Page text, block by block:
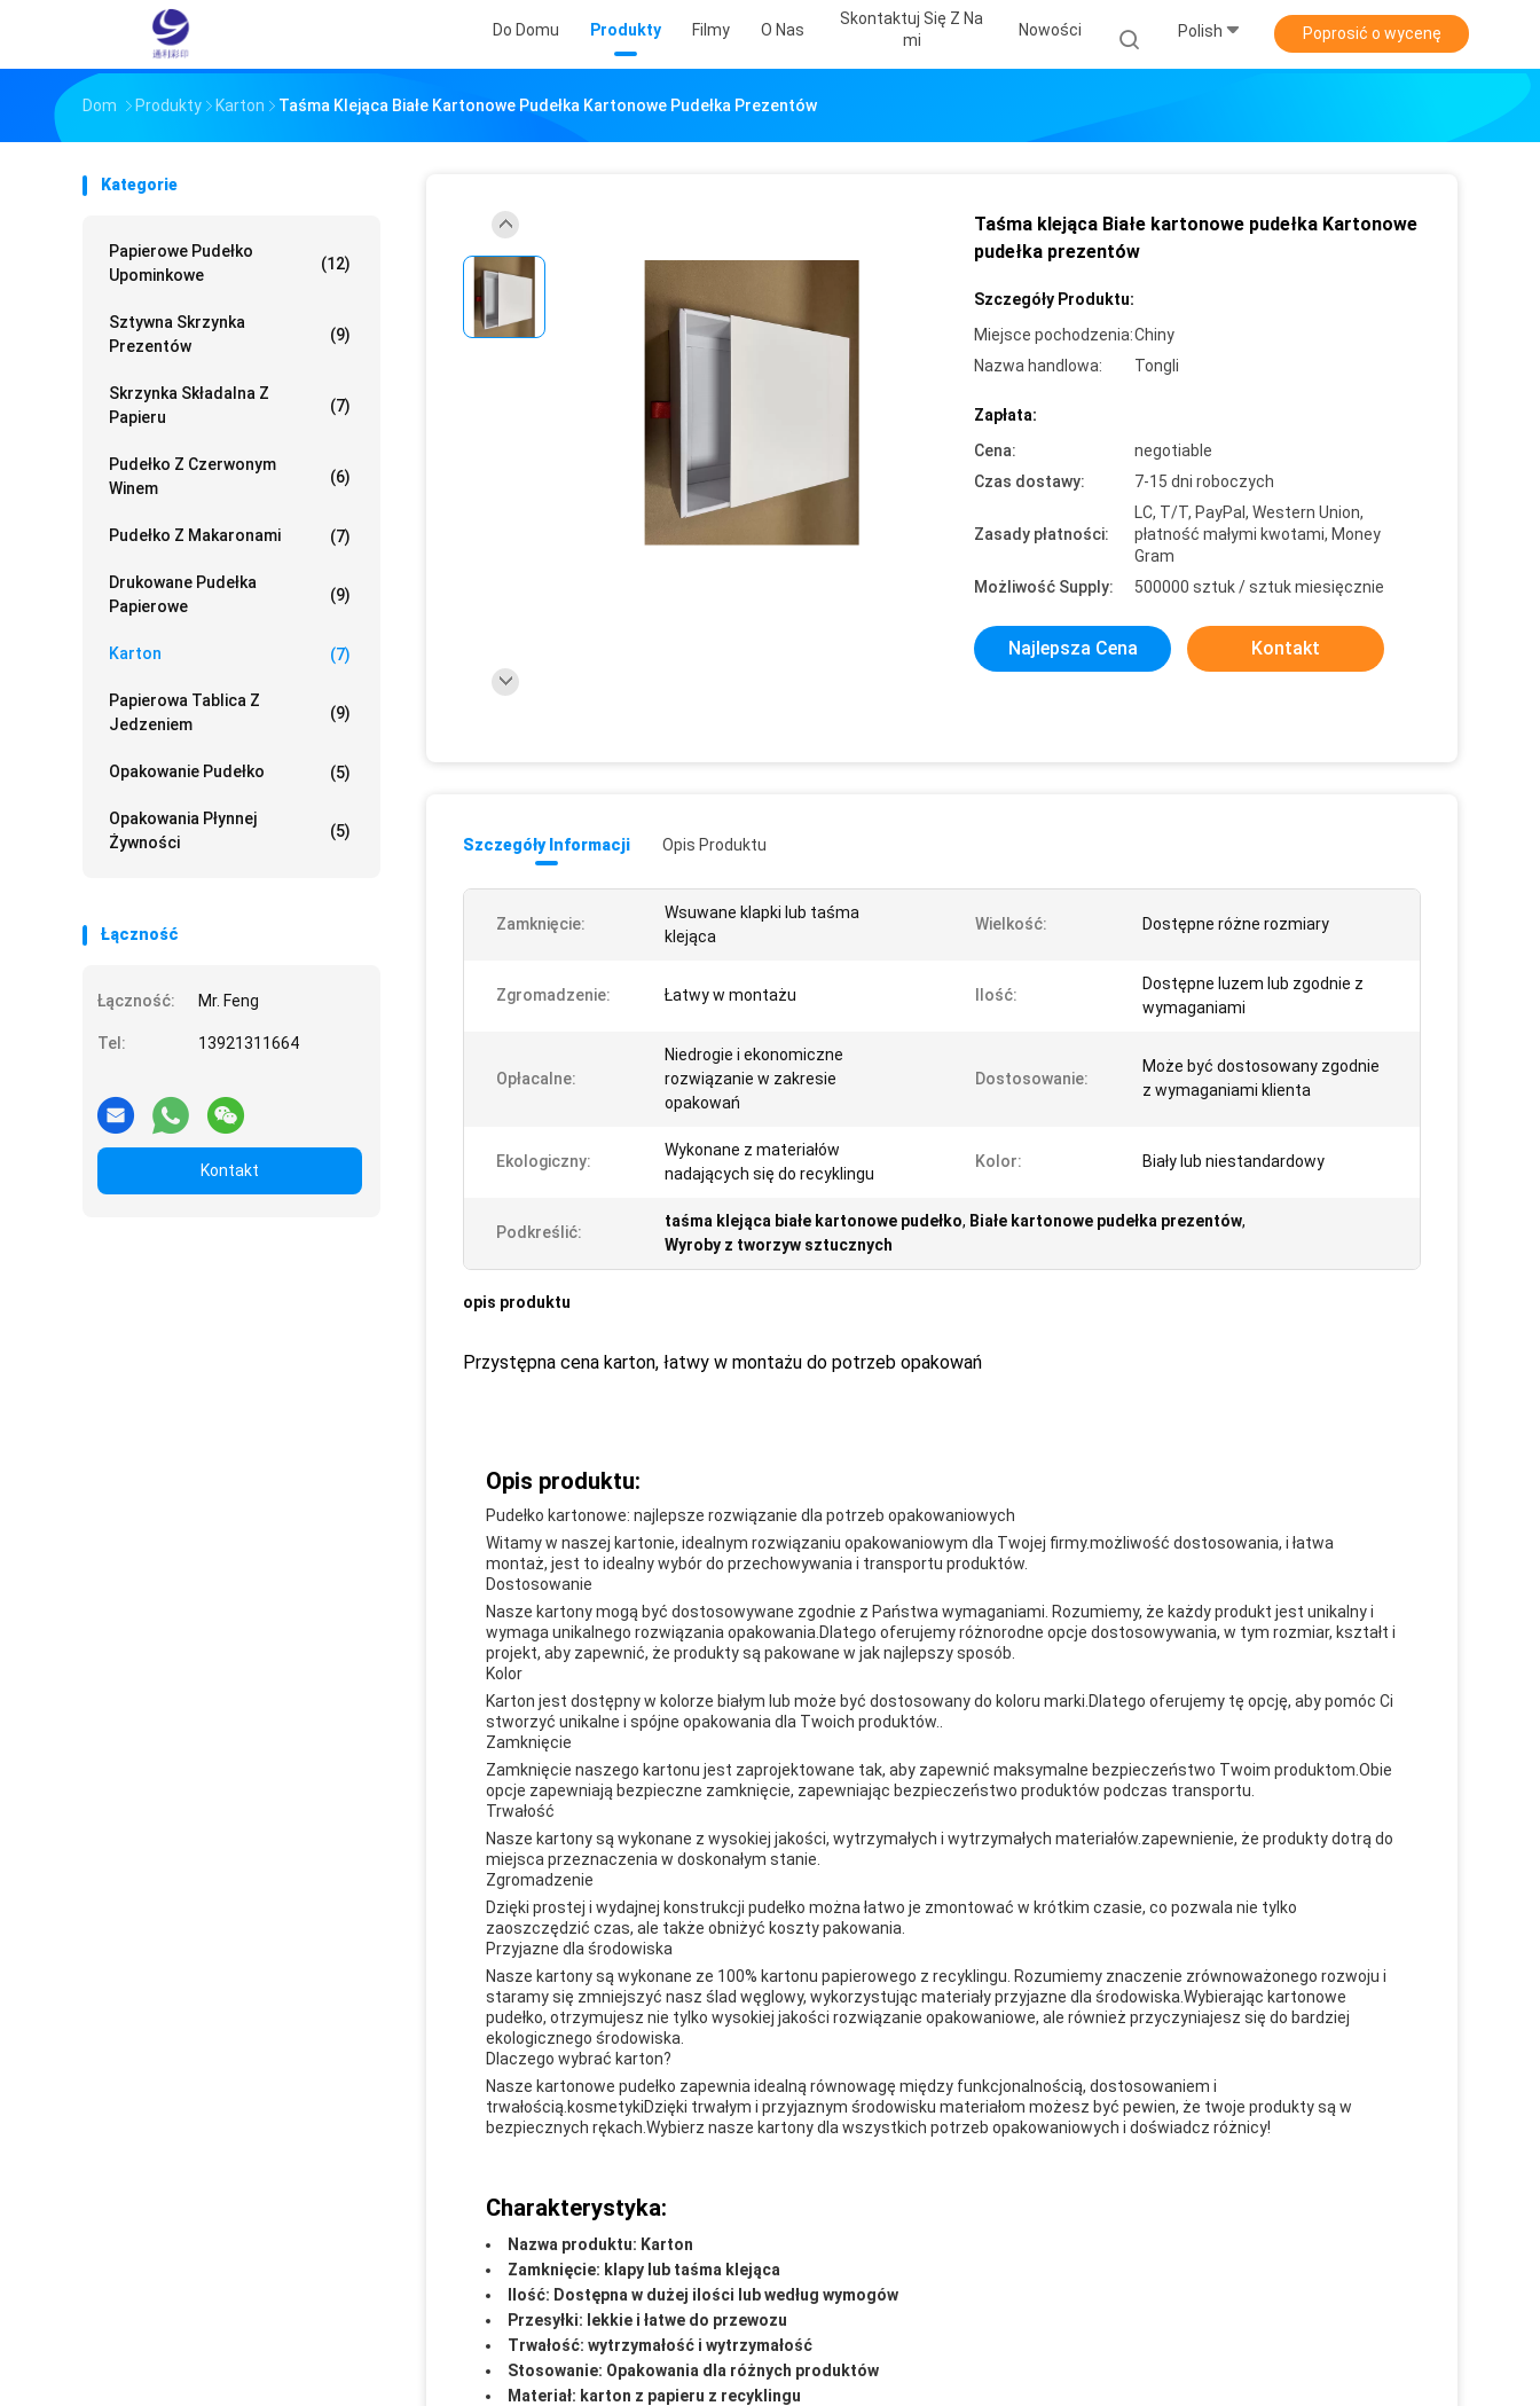
Do Domu Produkty Filmy O Nas
Skontaktuj Się Z Na
Mi
Nowości Polish Poprosić o wycenę
Dom Produkty Karton Taśma Klejąca Białe Kartonowe Pudełka Kartonowe Pudełka Prezentów
Kategorie
Papierowe Pudełko
Upominkowe
(12)
Sztywna Skrzynka
Prezentów
(9)
Skrzynka Składalna Z
Papieru
(7)
Pudełko Z Czerwonym
Winem
(6)
Pudełko Z Makaronami (7)
Drukowane Pudełka
Papierowe
(9)
Karton (7)
Papierowa Tablica Z
Jedzeniem
(9)
Opakowanie Pudełko (5)
Opakowania Płynnej
Żywności
(5)
Łączność
Łączność: Mr. Feng
Tel: 13921311664
Kontakt
Taśma klejąca Białe kartonowe pudełka Kartonowe
pudełka prezentów
Szczegóły Produktu:
Miejsce pochodzenia:Chiny
Nazwa handlowa:
Tongli
Zapłata:
Cena:
negotiable
Czas dostawy:
7-15 dni roboczych
Zasady płatności:
LC, T/T, PayPal, Western Union,
płatność małymi kwotami, Money
Gram
Możliwość Supply:
500000 sztuk / sztuk miesięcznie
Najlepsza Cena Kontakt
Szczegóły Informacji Opis Produktu
Zamknięcie:
Wsuwane klapki lub taśma
klejąca
Wielkość: Dostępne różne rozmiary
Zgromadzenie: Łatwy w montażu Ilość:
Dostępne luzem lub zgodnie z
wymaganiami
Opłacalne:
Niedrogie i ekonomiczne
rozwiązanie w zakresie
opakowań
Dostosowanie:
Może być dostosowany zgodnie
z wymaganiami klienta
Ekologiczny:
Wykonane z materiałów
nadających się do recyklingu
Kolor: Biały lub niestandardowy
Podkreślić:
taśma klejąca białe kartonowe pudełko, Białe kartonowe pudełka prezentów,
Wyroby z tworzyw sztucznych
opis produktu
Przystępna cena karton, łatwy w montażu do potrzeb opakowań
Opis produktu:
Pudełko kartonowe: najlepsze rozwiązanie dla potrzeb opakowaniowych
Witamy w naszej kartonie, idealnym rozwiązaniu opakowaniowym dla Twojej firmy.możliwość dostosowania, i łatwa
montaż, jest to idealny wybór do przechowywania i transportu produktów.
Dostosowanie
Nasze kartony mogą być dostosowywane zgodnie z Państwa wymaganiami. Rozumiemy, że każdy produkt jest unikalny i
wymaga unikalnego rozwiązania opakowania.Dlatego oferujemy różnorodne opcje dostosowywania, w tym rozmiar, kształt i
projekt, aby zapewnić, że produkty są pakowane w jak najlepszy sposób.
Kolor
Karton jest dostępny w kolorze białym lub może być dostosowany do koloru marki.Dlatego oferujemy tę opcję, aby pomóc Ci
stworzyć unikalne i spójne opakowania dla Twoich produktów..
Zamknięcie
Zamknięcie naszego kartonu jest zaprojektowane tak, aby zapewnić maksymalne bezpieczeństwo Twoim produktom.Obie
opcje zapewniają bezpieczne zamknięcie, zapewniając bezpieczeństwo produktów podczas transportu.
Trwałość
Nasze kartony są wykonane z wysokiej jakości, wytrzymałych i wytrzymałych materiałów.zapewnienie, że produkty dotrą do
miejsca przeznaczenia w doskonałym stanie.
Zgromadzenie
Dzięki prostej i wydajnej konstrukcji pudełko można łatwo je zmontować w krótkim czasie, co pozwala nie tylko
zaoszczędzić czas, ale także obniżyć koszty pakowania.
Przyjazne dla środowiska
Nasze kartony są wykonane ze 100% kartonu papierowego z recyklingu. Rozumiemy znaczenie zrównoważonego rozwoju i
staramy się zmniejszyć nasz ślad węglowy, wykorzystując materiały przyjazne dla środowiska.Wybierając kartonowe
pudełko, otrzymujesz nie tylko wysokiej jakości rozwiązanie opakowaniowe, ale również przyczyniajesz się do bardziej
ekologicznego środowiska.
Dlaczego wybrać karton?
Nasze kartonowe pudełko zapewnia idealną równowagę między funkcjonalnością, dostosowaniem i
trwałością.kosmetykiDzięki trwałym i przyjaznym środowisku materiałom możesz być pewien, że twoje produkty są w
bezpiecznych rękach.Wybierz nasze kartony dla wszystkich potrzeb opakowaniowych i doświadcz różnicy!
Charakterystyka:
Nazwa produktu: Karton
Zamknięcie: klapy lub taśma klejąca
Ilość: Dostępna w dużej ilości lub według wymogów
Przesyłki: lekkie i łatwe do przewozu
Trwałość: wytrzymałość i wytrzymałość
Stosowanie: Opakowania dla różnych produktów
Materiał: karton z papieru z recyklingu